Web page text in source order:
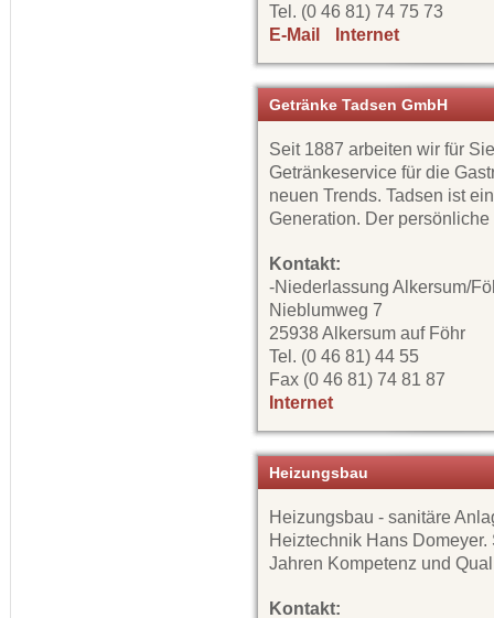
Tel. (0 46 81) 74 75 73
E-Mail
Internet
Getränke Tadsen GmbH
Seit 1887 arbeiten wir für
Getränkeservice für die
neuen Trends. Tadsen ist
Generation. Der
Kontakt:
-Niederlassung Alkersum/
Nieblumweg 7
25938 Alkersum auf Föhr
Tel. (0 46 81) 44 55
Fax (0 46 81) 74 81 87
Internet
Heizungsbau
Heizungsbau - sanitäre
Heiztechnik Hans Domeyer.
Jahren Kompetenz und
Kontakt: